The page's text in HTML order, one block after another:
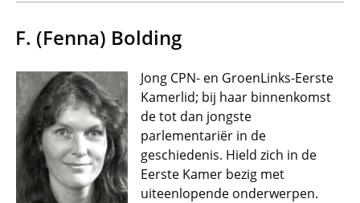
F. (Fenna) Bolding
Jong CPN- en GroenLinks-Eerste
Kamerlid; bij haar binnenkomst
de tot dan jongste
parlementariër in de
geschiedenis. Hield zich in de
Eerste Kamer bezig met
uiteenlopende onderwerpen.